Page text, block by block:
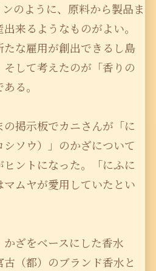
のように、原料から製品ま
来るようなものがよい。
な雇用が創出できるし島
して考えたのが「香りの
る。
掲示板でカニさんが「に
ソウ）」のかざについて
ントになった。「にふに
ムヤが愛用していたとい
ざをベースにした香水
（都）のブランド香水と